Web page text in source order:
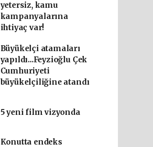
yetersiz, kamu
kampanyalarına
ihtiyaç var!
Büyükelçi atamaları
yapıldı...Feyzioğlu Çek
Cumhuriyeti
büyükelçiliğine atandı
5 yeni film vizyonda
Konutta endeks